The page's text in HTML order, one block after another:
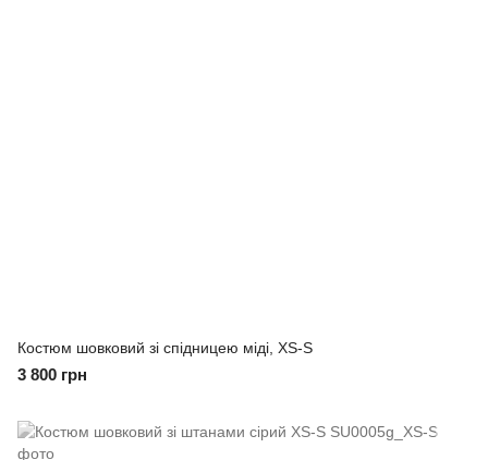
Костюм шовковий зі спідницею міді, XS-S
3 800 грн